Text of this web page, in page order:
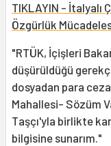
TIKLAYIN - İtalyalı
Özgürlük
"RTÜK, İçişleri
düşürüldüğü
dosyadan para
Mahallesi- Sözüm
Taşçı'yla birlikte
bilgisine sunarım."